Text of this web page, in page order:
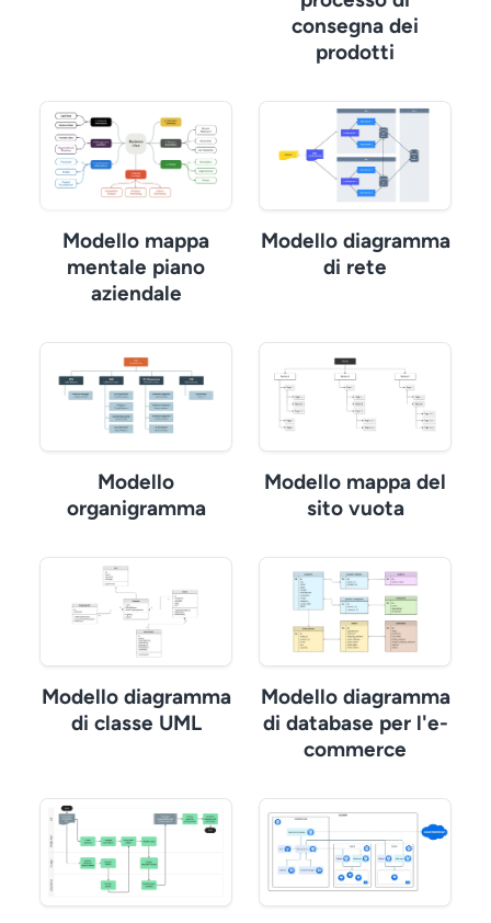
consegna dei
prodotti
Modello mappa
mentale piano
aziendale
Modello diagramma
di rete
Modello
organigramma
Modello mappa del
sito vuota
Modello diagramma
di classe UML
Modello diagramma
di database per l'e-
commerce